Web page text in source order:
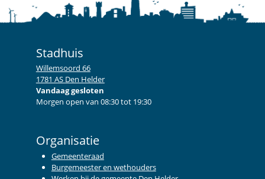
Stadhuis
Willemsoord 66
1781 AS Den Helder
Vandaag gesloten
Morgen open van 08:30 tot 19:30
Organisatie
Gemeenteraad
Burgemeester en wethouders